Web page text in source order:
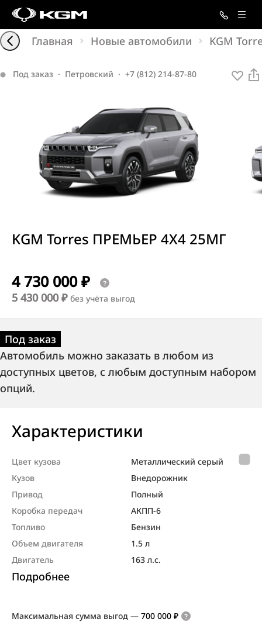
Главная Новые автомобили KGM
Под заказ · Петровский · +7 (812) 214-87-80
KGM Torres ПРЕМЬЕР 4X4 25МГ
4 730 000 ₽
5 430 000 ₽ без учёта выгод
Под заказ
Автомобиль можно заказать в любом из
доступных цветов, с любым доступным набором
опций.
Характеристики
Цвет кузова
Металлический серый
Кузов
Внедорож­ник
Привод
Полный
Коробка передач
АКПП-6
Топливо
Бензин
Объем двигателя
1.5 л
Двигатель
163 л.с.
Подробнее
Максимальная сумма выгод — 700 000 ₽